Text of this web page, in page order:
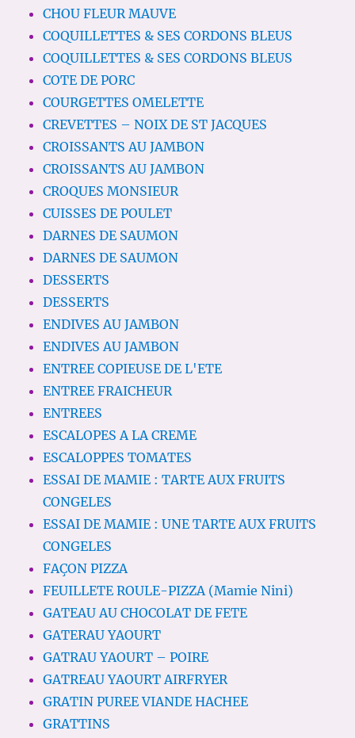
CHOU FLEUR MAUVE
COQUILLETTES & SES CORDONS BLEUS
COQUILLETTES & SES CORDONS BLEUS
COTE DE PORC
COURGETTES OMELETTE
CREVETTES – NOIX DE ST JACQUES
CROISSANTS AU JAMBON
CROISSANTS AU JAMBON
CROQUES MONSIEUR
CUISSES DE POULET
DARNES DE SAUMON
DARNES DE SAUMON
DESSERTS
DESSERTS
ENDIVES AU JAMBON
ENDIVES AU JAMBON
ENTREE COPIEUSE DE L'ETE
ENTREE FRAICHEUR
ENTREES
ESCALOPES A LA CREME
ESCALOPPES TOMATES
ESSAI DE MAMIE : TARTE AUX FRUITS
CONGELES
ESSAI DE MAMIE : UNE TARTE AUX FRUITS
CONGELES
FAÇON PIZZA
FEUILLETE ROULE-PIZZA (Mamie Nini)
GATEAU AU CHOCOLAT DE FETE
GATERAU YAOURT
GATRAU YAOURT – POIRE
GATREAU YAOURT AIRFRYER
GRATIN PUREE VIANDE HACHEE
GRATTINS